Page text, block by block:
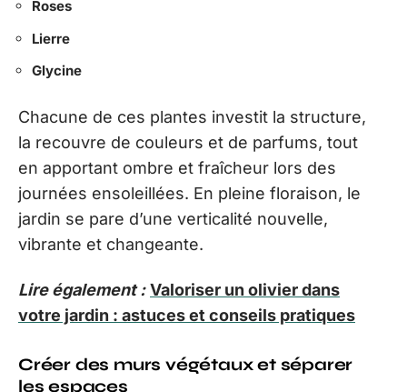
Roses
Lierre
Glycine
Chacune de ces plantes investit la structure,
la recouvre de couleurs et de parfums, tout
en apportant ombre et fraîcheur lors des
journées ensoleillées. En pleine floraison, le
jardin se pare d’une verticalité nouvelle,
vibrante et changeante.
Lire également : Valoriser un olivier dans
votre jardin : astuces et conseils pratiques
Créer des murs végétaux et séparer
les espaces